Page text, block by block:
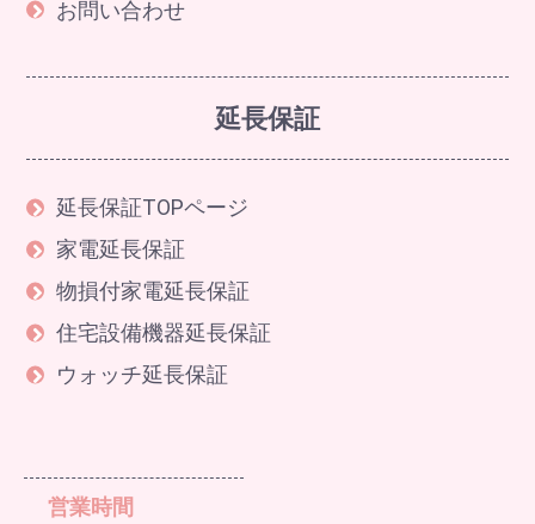
お問い合わせ
延長保証
延長保証TOPページ
家電延長保証
物損付家電延長保証
住宅設備機器延長保証
ウォッチ延長保証
営業時間